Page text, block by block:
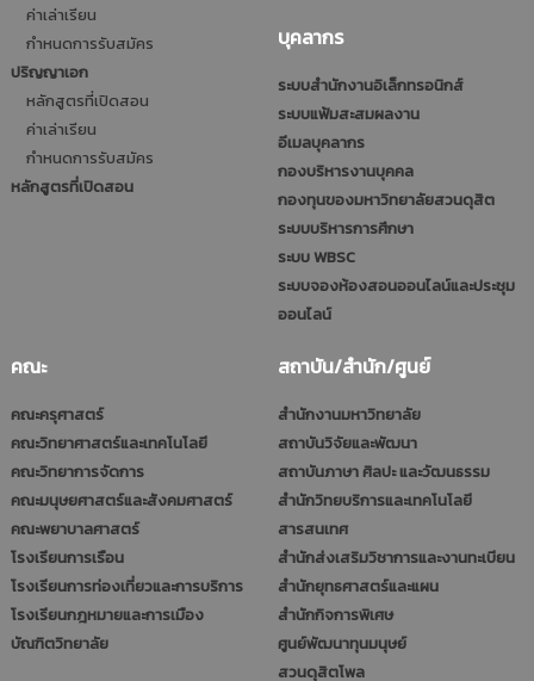
ค่าเล่าเรียน
กำหนดการรับสมัคร
ปริญญาเอก
หลักสูตรที่เปิดสอน
ค่าเล่าเรียน
กำหนดการรับสมัคร
หลักสูตรที่เปิดสอน
บุคลากร
ระบบสำนักงานอิเล็กทรอนิกส์
ระบบแฟ้มสะสมผลงาน
อีเมลบุคลากร
กองบริหารงานบุคคล
กองทุนของมหาวิทยาลัยสวนดุสิต
ระบบบริหารการศึกษา
ระบบ WBSC
ระบบจองห้องสอนออนไลน์และประชุม
ออนไลน์
คณะ
คณะครุศาสตร์
คณะวิทยาศาสตร์และเทคโนโลยี
คณะวิทยาการจัดการ
คณะมนุษยศาสตร์และสังคมศาสตร์
คณะพยาบาลศาสตร์
โรงเรียนการเรือน
โรงเรียนการท่องเที่ยวและการบริการ
โรงเรียนกฎหมายและการเมือง
บัณฑิตวิทยาลัย
สถาบัน/สำนัก/ศูนย์
สำนักงานมหาวิทยาลัย
สถาบันวิจัยและพัฒนา
สถาบันภาษา ศิลปะ และวัฒนธรรม
สำนักวิทยบริการและเทคโนโลยี
สารสนเทศ
สำนักส่งเสริมวิชาการและงานทะเบียน
สำนักยุทธศาสตร์และแผน
สำนักกิจการพิเศษ
ศูนย์พัฒนาทุนมนุษย์
สวนดุสิตโพล